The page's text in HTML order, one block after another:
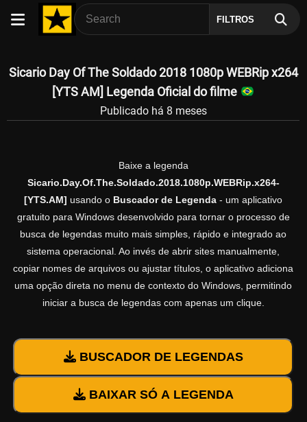
FILTROS
Sicario Day Of The Soldado 2018 1080p WEBRip x264
[YTS AM] Legenda Oficial do filme
Publicado há 8 meses
Baixe a legenda
Sicario.Day.Of.The.Soldado.2018.1080p.WEBRip.x264-
[YTS.AM] usando o Buscador de Legenda - um aplicativo
gratuito para Windows desenvolvido para tornar o processo de
busca de legendas muito mais simples, rápido e integrado ao
sistema operacional. Ao invés de abrir sites manualmente,
copiar nomes de arquivos ou ajustar títulos, o aplicativo adiciona
uma opção direta no menu de contexto do Windows, permitindo
iniciar a busca de legendas com apenas um clique.
BUSCADOR DE LEGENDAS
BAIXAR SÓ A LEGENDA